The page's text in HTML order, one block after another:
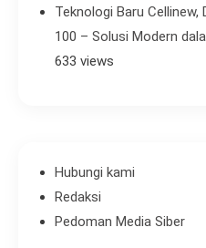
Teknologi Baru
100 – Solusi Modern
633 views
Hubungi kami
Redaksi
Pedoman Media Siber